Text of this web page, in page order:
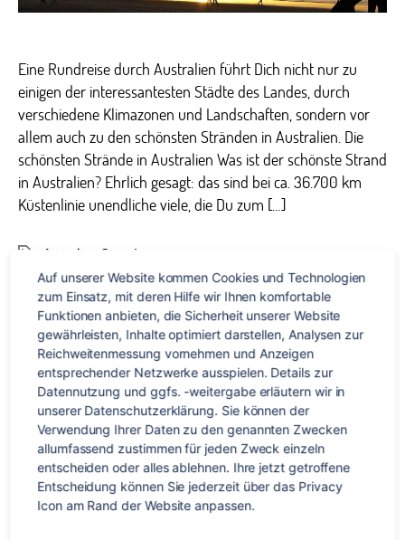
Eine Rundreise durch Australien führt Dich nicht nur zu
einigen der interessantesten Städte des Landes, durch
verschiedene Klimazonen und Landschaften, sondern vor
allem auch zu den schönsten Stränden in Australien. Die
schönsten Strände in Australien Was ist der schönste Strand
in Australien? Ehrlich gesagt: das sind bei ca. 36.700 km
Küstenlinie unendliche viele, die Du zum […]
Schlagwörter
Australien Strand
Kategorien
AFRIKA
Reisetipps für Südafrika
Beitragsautor
VonTravelWorks-Team Veröffentlichungsdatum
28. Juni 2014
Keine Kommentarezu
Reisetipps
Auf unserer Website kommen Cookies und Technologien
zum Einsatz, mit deren Hilfe wir Ihnen komfortable
Funktionen anbieten, die Sicherheit unserer Website
gewährleisten, Inhalte optimiert darstellen, Analysen zur
Reichweitenmessung vornehmen und Anzeigen
entsprechender Netzwerke ausspielen. Details zur
Datennutzung und ggfs. -weitergabe erläutern wir in
unserer Datenschutzerklärung. Sie können der
Verwendung Ihrer Daten zu den genannten Zwecken
allumfassend zustimmen für jeden Zweck einzeln
entscheiden oder alles ablehnen. Ihre jetzt getroffene
Entscheidung können Sie jederzeit über das Privacy
Icon am Rand der Website anpassen.